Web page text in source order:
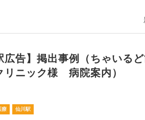
告】掲出事例（ちゃいる
リニック様 病院案内）
療 仙川駅